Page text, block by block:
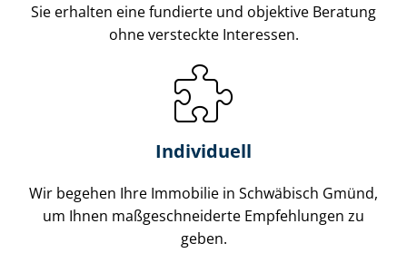
Sie erhalten eine fundierte und objektive Beratung
ohne versteckte Interessen.
Individuell
Wir begehen Ihre Immobilie in Schwäbisch Gmünd,
um Ihnen maß­ge­schnei­der­te Empfehlungen zu
geben.